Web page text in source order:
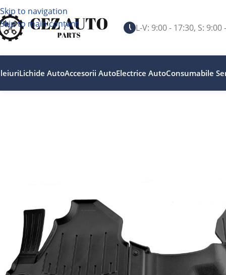
Skip to navigation
Skip to main content
L-V: 9:00 - 17:30, S: 9:00
Lichide AutoAccesorii AutoElectrice AutoConsumabile